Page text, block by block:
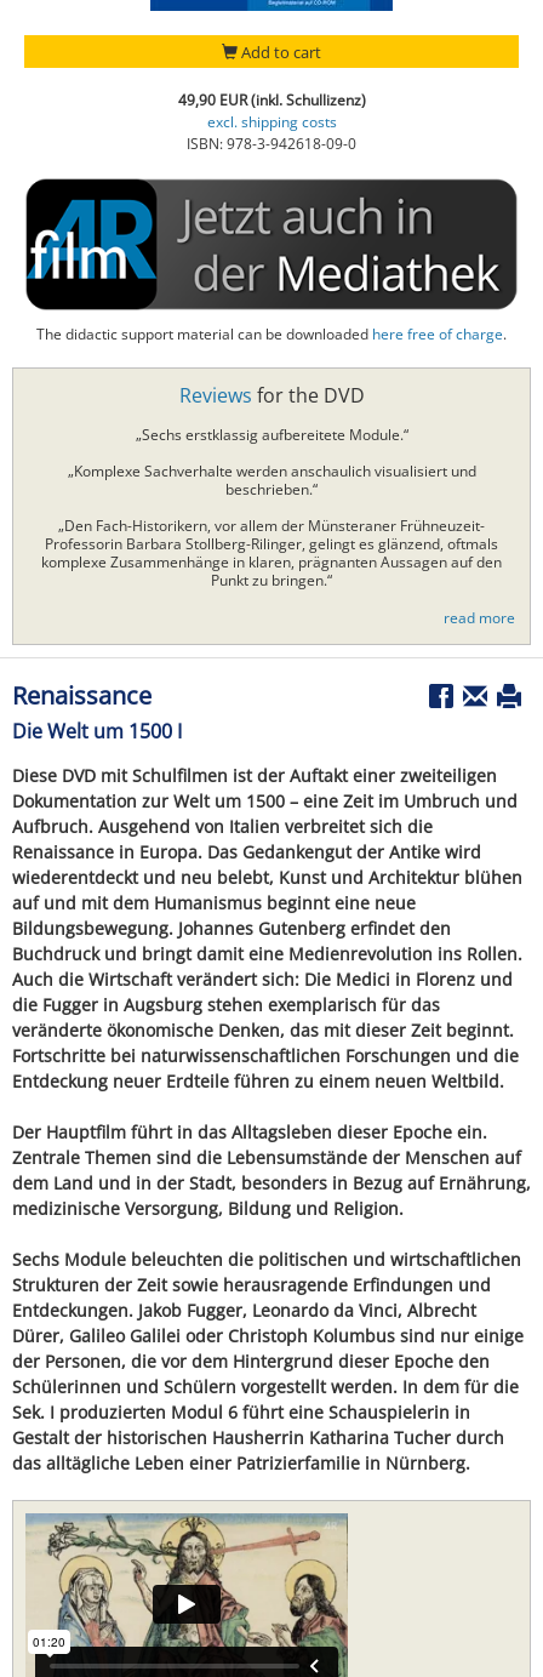
Add to cart
49,90 EUR (inkl. Schullizenz)
excl. shipping costs
ISBN: 978-3-942618-09-0
The didactic support material can be downloaded here free of charge.
Reviews for the DVD
„Sechs erstklassig aufbereitete Module.“
„Komplexe Sachverhalte werden anschaulich visualisiert und
beschrieben.“
„Den Fach-Historikern, vor allem der Münsteraner Frühneuzeit-
Professorin Barbara Stollberg-Rilinger, gelingt es glänzend, oftmals
komplexe Zusammenhänge in klaren, prägnanten Aussagen auf den
Punkt zu bringen.“
read more
Renaissance
Die Welt um 1500 I
Diese DVD mit Schulfilmen ist der Auftakt einer zweiteiligen
Dokumentation zur Welt um 1500 – eine Zeit im Umbruch und
Aufbruch. Ausgehend von Italien verbreitet sich die
Renaissance in Europa. Das Gedankengut der Antike wird
wiederentdeckt und neu belebt, Kunst und Architektur blühen
auf und mit dem Humanismus beginnt eine neue
Bildungsbewegung. Johannes Gutenberg erfindet den
Buchdruck und bringt damit eine Medienrevolution ins Rollen.
Auch die Wirtschaft verändert sich: Die Medici in Florenz und
die Fugger in Augsburg stehen exemplarisch für das
veränderte ökonomische Denken, das mit dieser Zeit beginnt.
Fortschritte bei naturwissenschaftlichen Forschungen und die
Entdeckung neuer Erdteile führen zu einem neuen Weltbild.
Der Hauptfilm führt in das Alltagsleben dieser Epoche ein.
Zentrale Themen sind die Lebensumstände der Menschen auf
dem Land und in der Stadt, besonders in Bezug auf Ernährung,
medizinische Versorgung, Bildung und Religion.
Sechs Module beleuchten die politischen und wirtschaftlichen
Strukturen der Zeit sowie herausragende Erfindungen und
Entdeckungen. Jakob Fugger, Leonardo da Vinci, Albrecht
Dürer, Galileo Galilei oder Christoph Kolumbus sind nur einige
der Personen, die vor dem Hintergrund dieser Epoche den
Schülerinnen und Schülern vorgestellt werden. In dem für die
Sek. I produzierten Modul 6 führt eine Schauspielerin in
Gestalt der historischen Hausherrin Katharina Tucher durch
das alltägliche Leben einer Patrizierfamilie in Nürnberg.